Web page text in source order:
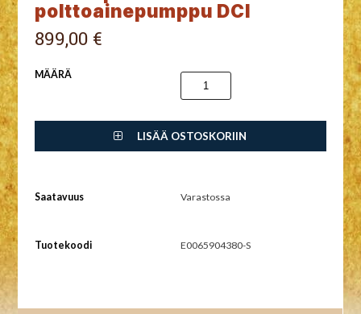
polttoainepumppu DCI
899,00 €
MÄÄRÄ
LISÄÄ OSTOSKORIIN
Saatavuus Varastossa
Tuotekoodi E0065904380-S